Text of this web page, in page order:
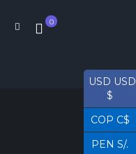
0
USD USD
$
COP C$
PEN S/.